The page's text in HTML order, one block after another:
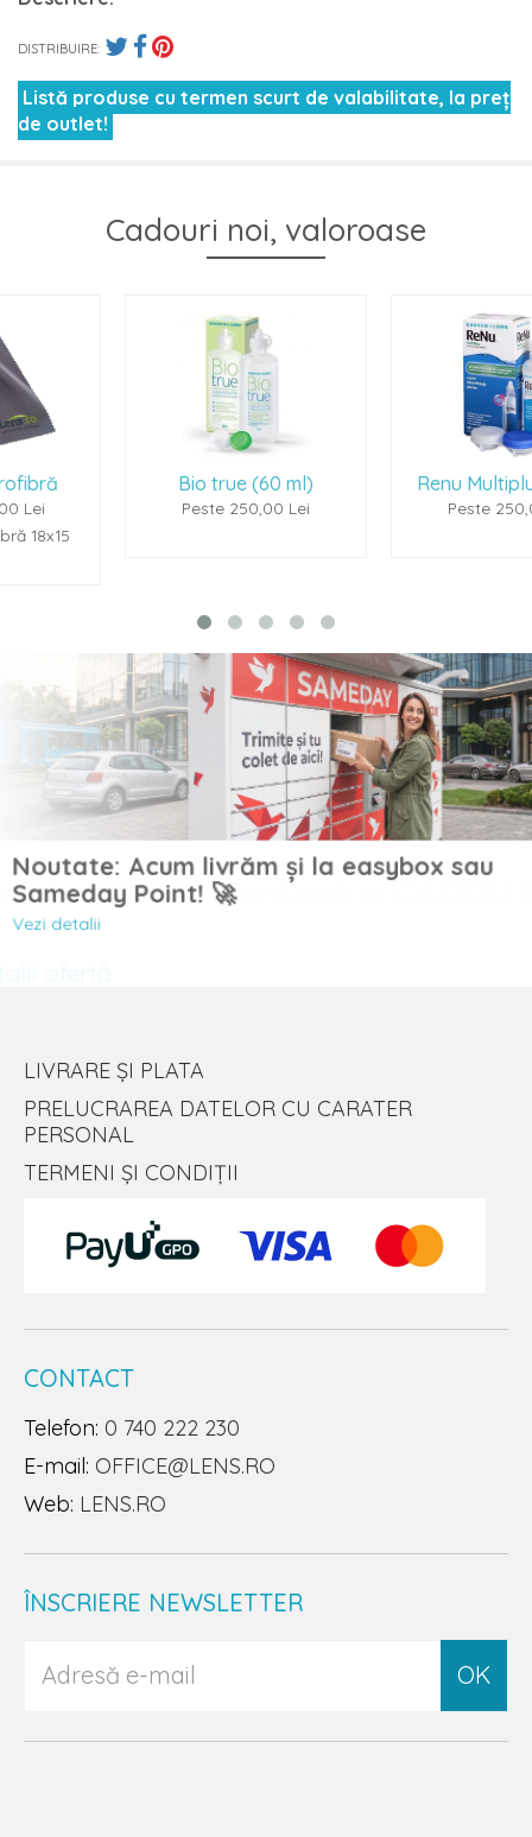
DISTRIBUIRE:
Listă produse cu termen scurt de valabilitate, la preț
de outlet!
Cadouri noi, valoroase
Bio true (60 ml)
Peste 250,00 Lei
Renu Multiplus (60ml)
Peste 250,00 Lei
Noutate: Acum livrăm și la easybox sau
Sameday Point! 🚀
Vezi detalii
LIVRARE ȘI PLATA
PRELUCRAREA DATELOR CU CARATER
PERSONAL
TERMENI ȘI CONDIȚII
CONTACT
Telefon: 0 740 222 230
E-mail: OFFICE@LENS.RO
Web: LENS.RO
ÎNSCRIERE NEWSLETTER
OK